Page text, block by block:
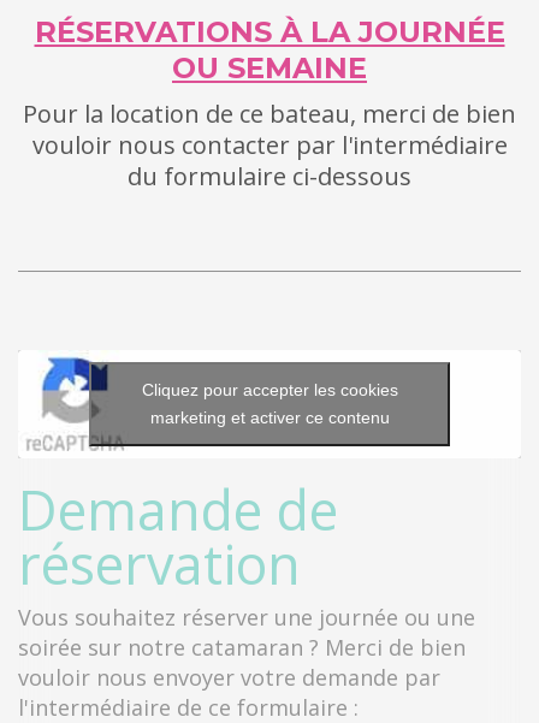
RÉSERVATIONS À LA JOURNÉE
OU SEMAINE
Pour la location de ce bateau, merci de bien
vouloir nous contacter par l'intermédiaire
du formulaire ci-dessous
Cliquez pour accepter les cookies
marketing et activer ce contenu
Demande de
réservation
Vous souhaitez réserver une journée ou une
soirée sur notre catamaran ? Merci de bien
vouloir nous envoyer votre demande par
l'intermédiaire de ce formulaire :